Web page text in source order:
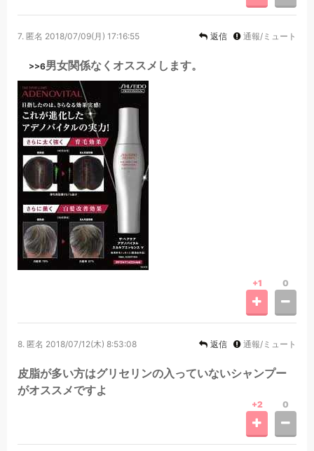
7. 匿名 2018/07/09(月) 17:16:55 返信 通報/ミュート
>>6男女関係なくオススメします。
+1 0
8. 匿名 2018/07/12(木) 8:53:08 返信 通報/ミュート
皮脂が多い方はグリセリンの入っていないシャンプー
がオススメですよ
+2 0